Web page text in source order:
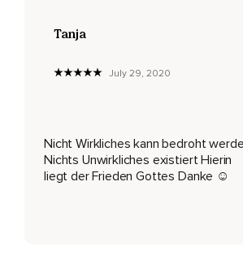
Die kann nicht zerstört werden.
Williamson,
Dass ich erleichtert bin,
Dass ich seitdem nicht mehr so kritisch
so viel Angst habe,
Tanja
July 29, 2020
Nicht Wirkliches kann bedroht
Nichts Unwirkliches existiert Hierin
liegt der Frieden Gottes Danke ☺️